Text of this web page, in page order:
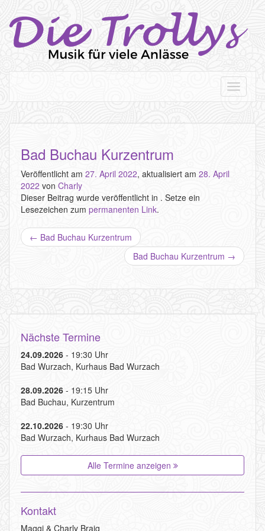
T
o
g
o
n
Bad Buchau Kurzentrum
Veröffentlicht am 27. April 2022, aktualisiert am 28. April
2022 von Charly
Dieser Beitrag wurde veröffentlicht in . Setze ein
Lesezeichen zum permanenten Link.
Beitrags
← Bad Buchau Kurzentrum
Bad Buchau Kurzentrum →
Nächste Termine
24.09.2026 - 19:30 Uhr
Bad Wurzach, Kurhaus Bad Wurzach
28.09.2026 - 19:15 Uhr
Bad Buchau, Kurzentrum
22.10.2026 - 19:30 Uhr
Bad Wurzach, Kurhaus Bad Wurzach
Alle Termine anzeigen
Kontakt
Maggi & Charly Braig